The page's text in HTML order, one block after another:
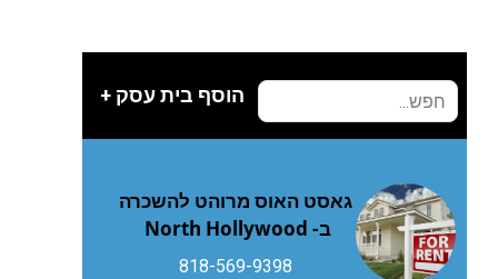
הוסף בית עסק +
גאסט האוס מרוהט להשכרה
ב- North Hollywood
818-569-9398